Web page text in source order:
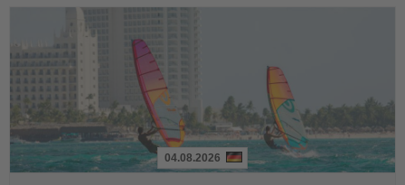
04.08.2026